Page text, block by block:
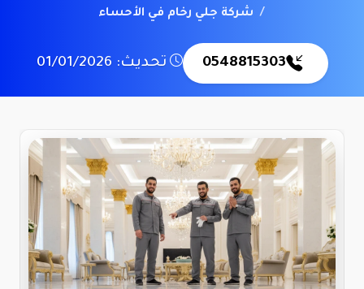
شركة جلي رخام في الأحساء
0548815303 تحديث: 01/01/2026